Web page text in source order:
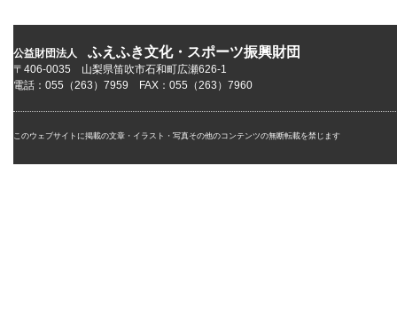
公益財団法人 ふえふき文化・スポーツ振興財団
〒406-0035 山梨県笛吹市石和町広瀬626-1
電話：055（263）7959 FAX：055（263）7960
このウェブサイトに掲載の文章・イラスト・写真その他のコンテンツの無断転載を禁じます